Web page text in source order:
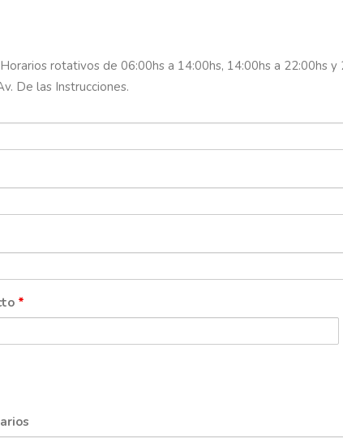
Horarios rotativos de 06:00hs a 14:00hs, 14:00hs a 22:00hs
De las Instrucciones.
*